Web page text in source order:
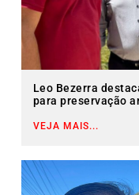
Leo Bezerra
para preservação
VEJA MAIS...